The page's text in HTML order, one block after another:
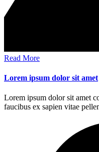
Read More
Lorem ipsum dolor sit amet
Lorem ipsum dolor sit amet
faucibus ex sapien vitae